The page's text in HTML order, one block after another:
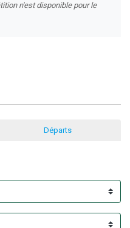
n'est disponible pour le
Départs